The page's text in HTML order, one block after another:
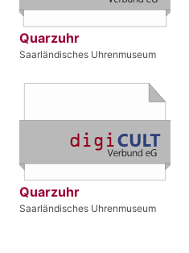
Quarzuhr
Saarländisches Uhrenmuseum
Quarzuhr
Saarländisches Uhrenmuseum